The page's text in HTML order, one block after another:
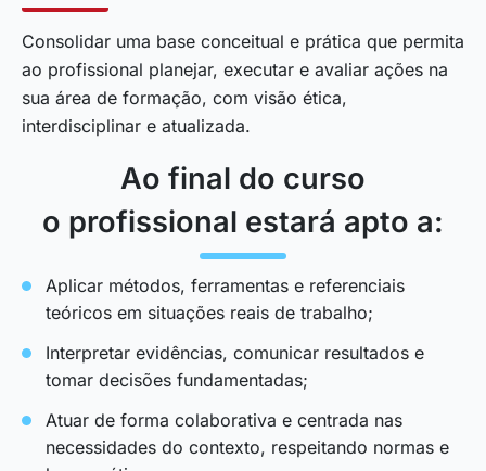
Consolidar uma base conceitual e prática que permita
ao profissional planejar, executar e avaliar ações na
sua área de formação, com visão ética,
interdisciplinar e atualizada.
Ao final do curso
o profissional estará apto a:
Aplicar métodos, ferramentas e referenciais
teóricos em situações reais de trabalho;
Interpretar evidências, comunicar resultados e
tomar decisões fundamentadas;
Atuar de forma colaborativa e centrada nas
necessidades do contexto, respeitando normas e